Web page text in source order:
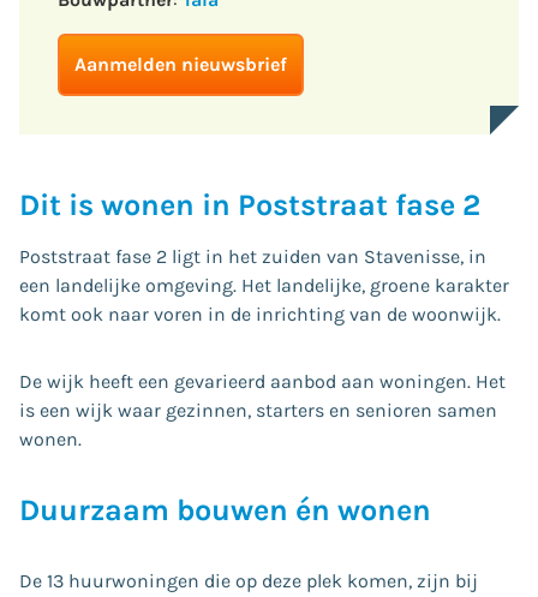
Aanmelden nieuwsbrief
Dit is wonen in Poststraat fase 2
Poststraat fase 2 ligt in het zuiden van Stavenisse, in
een landelijke omgeving. Het landelijke, groene karakter
komt ook naar voren in de inrichting van de woonwijk.
De wijk heeft een gevarieerd aanbod aan woningen. Het
is een wijk waar gezinnen, starters en senioren samen
wonen.
Duurzaam bouwen én wonen
De 13 huurwoningen die op deze plek komen, zijn bij